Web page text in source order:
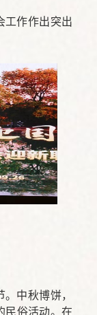
工作作出突出
中秋博饼，
民俗活动。在